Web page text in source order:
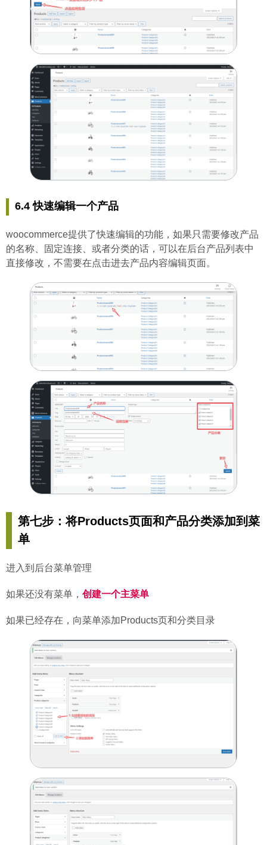
6.4 快速编辑一个产品
woocommerce提供了快速编辑的功能，如果只需要修改产品
的名称、固定连接、或者分类的话，可以在后台产品列表中
直接修改，不需要在点击进去产品内容编辑页面。
第七步：将Products页面和产品分类添加到菜
单
进入到后台菜单管理
如果还没有菜单， 创建一个主菜单
如果已经存在，向菜单添加Products页和分类目录